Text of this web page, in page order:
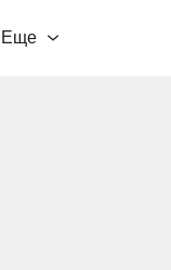
Еще